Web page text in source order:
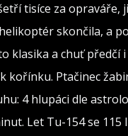
tisíce za opraváře,
skončila, a
klasika a chuť
kořínku. Ptačinec
4 hlupáci dle
Let Tu-154 se